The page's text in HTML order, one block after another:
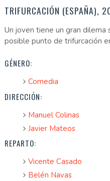
TRIFURCACIÓN (ESPAÑA),
Un joven tiene un gran dilema
posible punto de trifurcación
GÉNERO:
Comedia
DIRECCIÓN:
Manuel Colinas
Javier Mateos
REPARTO:
Vicente Casado
Belén Navas